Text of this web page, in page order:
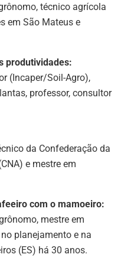
técnico agrícola
em São Mateus e
produtividades:
(Incaper/Soil-Agro),
professor, consultor
da Confederação da
e mestre em
com o mamoeiro:
mestre em
planejamento e na
(ES) há 30 anos.